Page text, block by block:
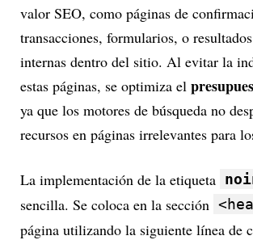
valor SEO, como páginas de
transacciones, formularios, o
internas dentro del sitio. Al evitar la
estas páginas, se optimiza el
ya que los motores de búsqueda no
recursos en páginas irrelevantes para
La implementación de la etiqueta
sencilla. Se coloca en la sección
página utilizando la siguiente línea de